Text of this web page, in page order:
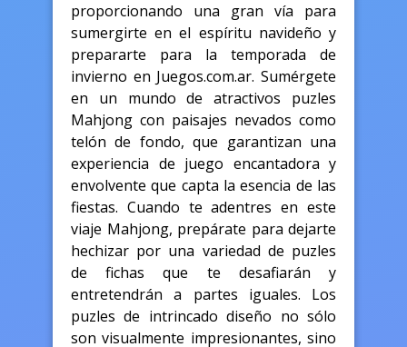
proporcionando una gran vía para
sumergirte en el espíritu navideño y
prepararte para la temporada de
invierno en Juegos.com.ar. Sumérgete
en un mundo de atractivos puzles
Mahjong con paisajes nevados como
telón de fondo, que garantizan una
experiencia de juego encantadora y
envolvente que capta la esencia de las
fiestas. Cuando te adentres en este
viaje Mahjong, prepárate para dejarte
hechizar por una variedad de puzles
de fichas que te desafiarán y
entretendrán a partes iguales. Los
puzles de intrincado diseño no sólo
son visualmente impresionantes, sino